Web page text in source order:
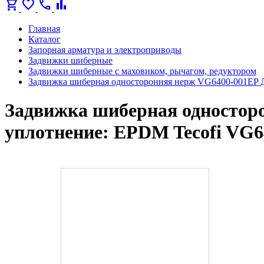
shopping_cart favorite call bar_chart
Главная
Каталог
Запорная арматура и электроприводы
Задвижки шиберные
Задвижки шиберные с маховиком, рычагом, редуктором
Задвижка шиберная односторонняя нерж VG6400-
Задвижка шиберная
уплотнение: EPDM Tecofi